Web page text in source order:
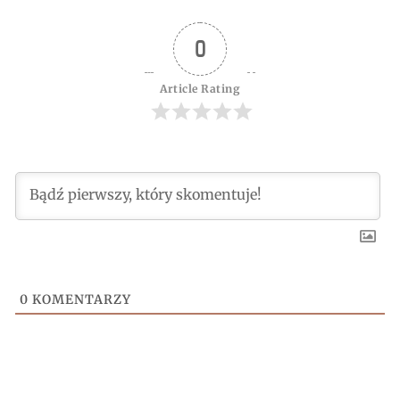
0
Article Rating
0 KOMENTARZY